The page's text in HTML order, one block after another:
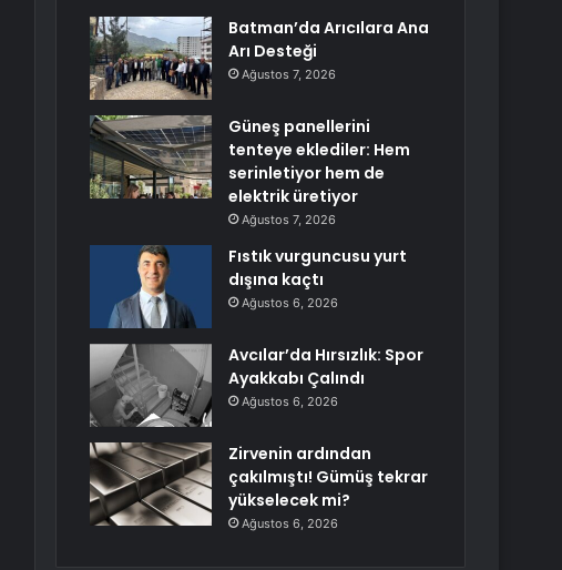
Batman’da Arıcılara Ana
Arı Desteği
Ağustos 7, 2026
Güneş panellerini
tenteye eklediler: Hem
serinletiyor hem de
elektrik üretiyor
Ağustos 7, 2026
Fıstık vurguncusu yurt
dışına kaçtı
Ağustos 6, 2026
Avcılar’da Hırsızlık: Spor
Ayakkabı Çalındı
Ağustos 6, 2026
Zirvenin ardından
çakılmıştı! Gümüş tekrar
yükselecek mi?
Ağustos 6, 2026